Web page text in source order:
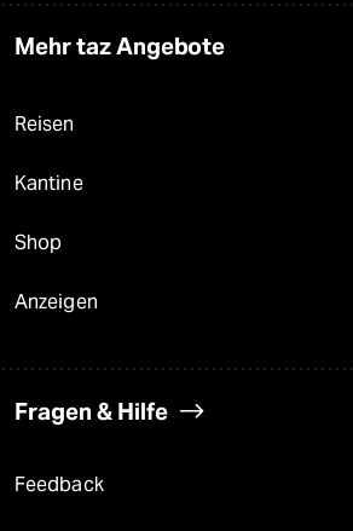
Mehr taz Angebote
Reisen
Kantine
Shop
Anzeigen
Fragen & Hilfe
Feedback